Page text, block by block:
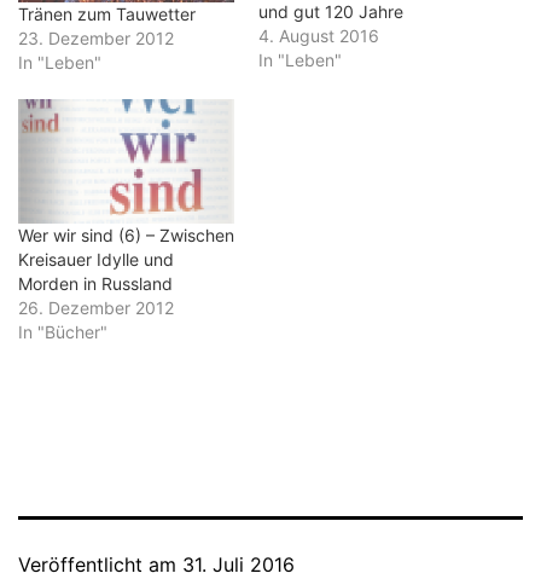
Tränen zum Tauwetter
23. Dezember 2012
In "Leben"
und gut 120 Jahre
nachdem mit der
Ansichtskarte Bilder aus
4. August 2016
In "Leben"
Wer wir sind (6) – Zwischen
Kreisauer Idylle und
Morden in Russland
26. Dezember 2012
In "Bücher"
Veröffentlicht am 31. Juli 2016